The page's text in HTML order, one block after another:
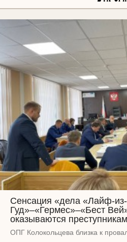
Сенсация «дела «Лайф-из-
Гуд»–«Гермес»–«Бест
оказываются
ОПГ Колокольцева близка к